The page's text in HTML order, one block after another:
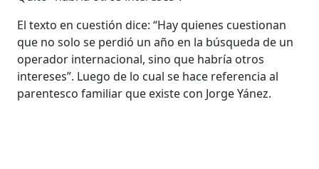
El texto en cuestión dice: “Hay quienes cuestionan
que no solo se perdió un año en la búsqueda de un
operador internacional, sino que habría otros
intereses”. Luego de lo cual se hace referencia al
parentesco familiar que existe con Jorge Yánez.